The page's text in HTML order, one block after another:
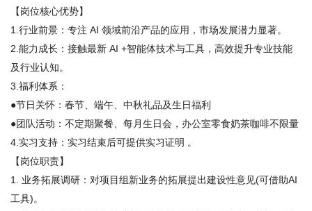
【岗位核心优势】
1.行业前景：专注 AI 领域前沿产品的应用，市场发展潜力显著。
2.能力成长：接触最新 AI +智能体技术与工具，高效提升专业技能
及行业认知。
3.福利体系：
●节日关怀：春节、端午、中秋礼品及生日福利
●团队活动：不定期聚餐、每月生日会，办公室零食奶茶咖啡不限量
4.实习支持：实习结束后可提供实习证明 。
【岗位职责】
1. 业务拓展调研：对项目组新业务的拓展提出建设性意见(可借助AI
工具)。